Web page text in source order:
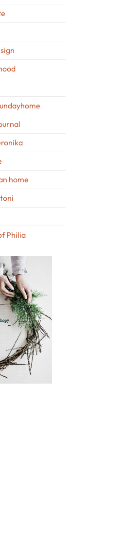
home
Philia